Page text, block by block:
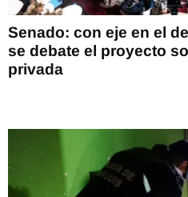
Senado: con eje en el
se debate el proyecto
privada